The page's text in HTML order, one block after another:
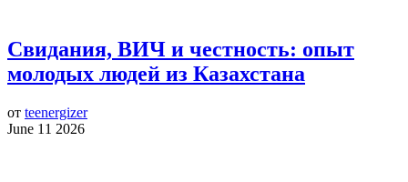
Свидания, ВИЧ и честность: опыт
молодых людей из Казахстана
от teenergizer
June 11 2026